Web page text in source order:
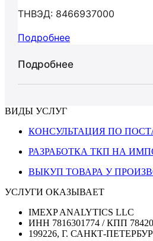
ТНВЭД: 8466937000
Подробнее
Подробнее
ВИДЫ УСЛУГ
КОНСУЛЬТАЦИЯ ПО
РАЗРАБОТКА ТКП НА
ВЫКУП ТОВАРА У
УСЛУГИ ОКАЗЫВАЕТ
IMEXP ANALYTICS LLC
ИНН 7816301774 / КПП
199226, Г. САНКТ-